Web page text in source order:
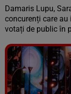
Damaris Lupu,
concurenți care
votați de public în